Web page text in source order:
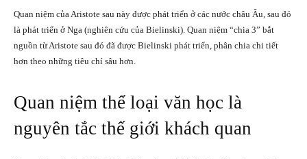
Quan niệm của Aristote sau này được phát triển ở các nước châu Âu, sau đó
là phát triển ở Nga (nghiên cứu của Bielinski). Quan niệm “chia 3” bắt
nguồn từ Aristote sau đó đã được Bielinski phát triển, phân chia chi tiết
hơn theo những tiêu chí sâu hơn.
Quan niệm thể loại văn học là
nguyên tắc thế giới khách quan